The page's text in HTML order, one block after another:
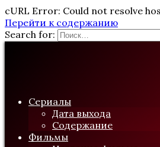
cURL Error: Could not resolve
Перейти к содержанию
Search for:
Сериалы
Дата выхода
Содержание
Фильмы